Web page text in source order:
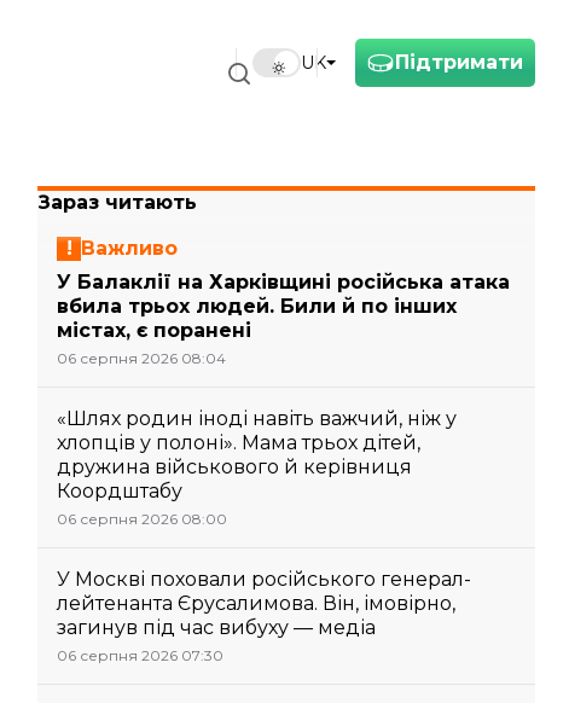
Підтримати
UK
Зараз читають
Важливо
У Балаклії на Харківщині російська атака
вбила трьох людей. Били й по інших
містах, є поранені
06 серпня 2026 08:04
«Шлях родин іноді навіть важчий, ніж у
хлопців у полоні». Мама трьох дітей,
дружина військового й керівниця
Коордштабу
06 серпня 2026 08:00
У Москві поховали російського генерал-
лейтенанта Єрусалимова. Він, імовірно,
загинув під час вибуху — медіа
06 серпня 2026 07:30